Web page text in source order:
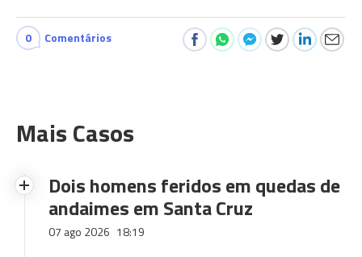
0 Comentários
Mais Casos
Dois homens feridos em quedas de
andaimes em Santa Cruz
07 ago 2026 18:19